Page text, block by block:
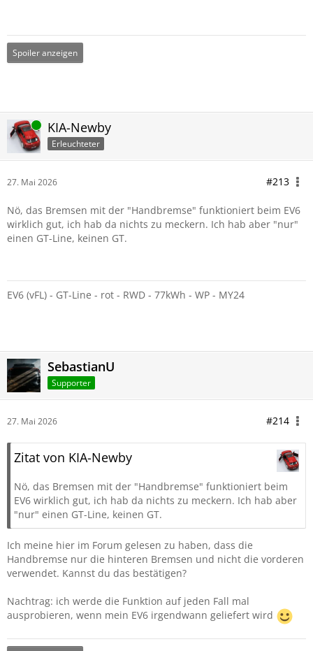
Spoiler anzeigen
Online KIA-Newby
Erleuchteter
27. Mai 2026 #213
Nö, das Bremsen mit der "Handbremse" funktioniert beim EV6
wirklich gut, ich hab da nichts zu meckern. Ich hab aber "nur"
einen GT-Line, keinen GT.
EV6 (vFL) - GT-Line - rot - RWD - 77kWh - WP - MY24
SebastianU
Supporter
27. Mai 2026 #214
Zitat von KIA-Newby
Nö, das Bremsen mit der "Handbremse" funktioniert beim
EV6 wirklich gut, ich hab da nichts zu meckern. Ich hab aber
"nur" einen GT-Line, keinen GT.
Ich meine hier im Forum gelesen zu haben, dass die
Handbremse nur die hinteren Bremsen und nicht die vorderen
verwendet. Kannst du das bestätigen?
Nachtrag: ich werde die Funktion auf jeden Fall mal
ausprobieren, wenn mein EV6 irgendwann geliefert wird